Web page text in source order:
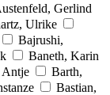
Gerlind
Ulrike
Bajrushi,
Baneth, Karin
Antje
Barth,
Bastian,